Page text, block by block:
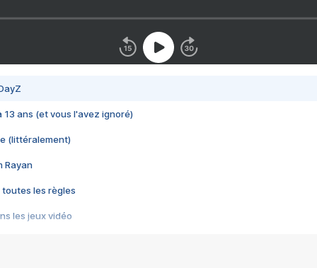
13 ans (et vous l'avez ignoré)
(littéralement)
Rayan
toutes les règles
les jeux vidéo